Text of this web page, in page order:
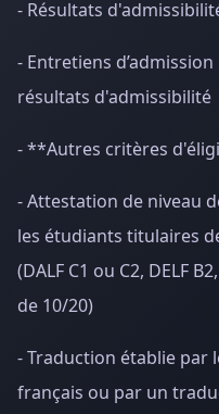
- Résultats
- Entretiens
résultats d'admissibilité
- **Autres critères
- Attestation de niveau
les étudiants titulaires
(DALF C1 ou C2, DELF
de 10/20)
- Traduction établie par
français ou par un